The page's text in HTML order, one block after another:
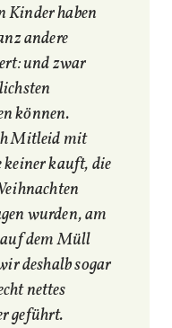
Kinder haben
andere
und zwar
können.
Mitleid mit
keiner kauft, die
wurden, am
auf dem Müll
deshalb sogar
nettes
geführt.